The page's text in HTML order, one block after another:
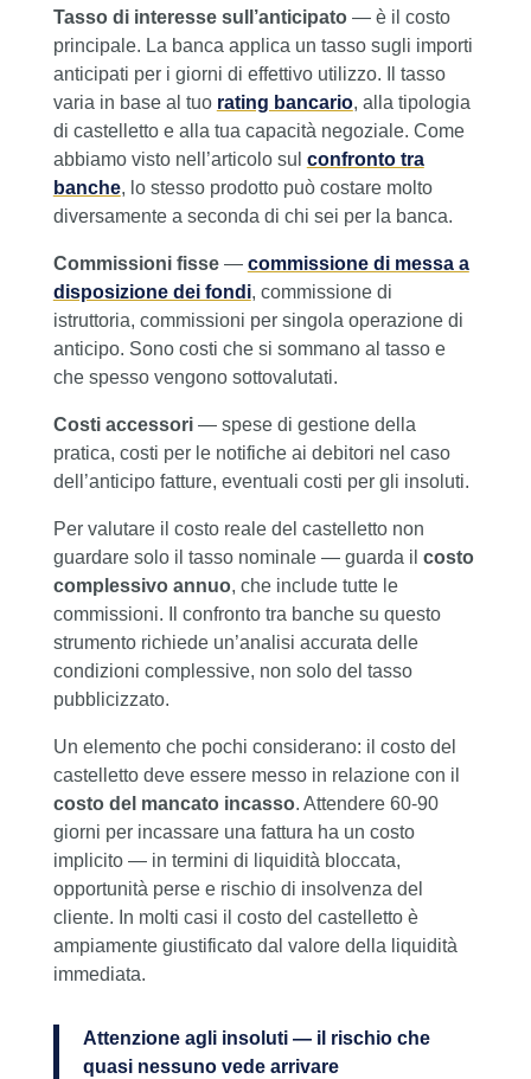
Tasso di interesse sull’anticipato— è il costo
principale. La banca applica un tasso sugli importi
anticipati per i giorni di effettivo utilizzo. Il tasso
varia in base al tuo rating bancario, alla tipologia
di castelletto e alla tua capacità negoziale. Come
abbiamo visto nell’articolo sul confronto tra
banche, lo stesso prodotto può costare molto
diversamente a seconda di chi sei per la banca.
Commissioni fisse— commissione di messa a
disposizione dei fondi, commissione di
istruttoria, commissioni per singola operazione di
anticipo. Sono costi che si sommano al tasso e
che spesso vengono sottovalutati.
Costi accessori— spese di gestione della
pratica, costi per le notifiche ai debitori nel caso
dell’anticipo fatture, eventuali costi per gli insoluti.
Per valutare il costo reale del castelletto non
guardare solo il tasso nominale — guarda il costo
complessivo annuo, che include tutte le
commissioni. Il confronto tra banche su questo
strumento richiede un’analisi accurata delle
condizioni complessive, non solo del tasso
pubblicizzato.
Un elemento che pochi considerano: il costo del
castelletto deve essere messo in relazione con il
costo del mancato incasso. Attendere 60-90
giorni per incassare una fattura ha un costo
implicito — in termini di liquidità bloccata,
opportunità perse e rischio di insolvenza del
cliente. In molti casi il costo del castelletto è
ampiamente giustificato dal valore della liquidità
immediata.
Attenzione agli insoluti — il rischio che
quasi nessuno vede arrivare